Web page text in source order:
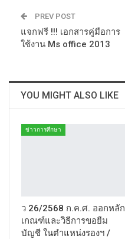
PREV POST
แจกฟรี !!! เอกสารคู่มือการ
ใช้งาน Ms office 2013
YOU MIGHT ALSO LIKE
ข่าวการศึกษา
ว 26/2568 ก.ค.ศ. ออกหลัก
เกณฑ์และวิธีการขอยืม
บัญชี ในตำแหน่งรองฯ /